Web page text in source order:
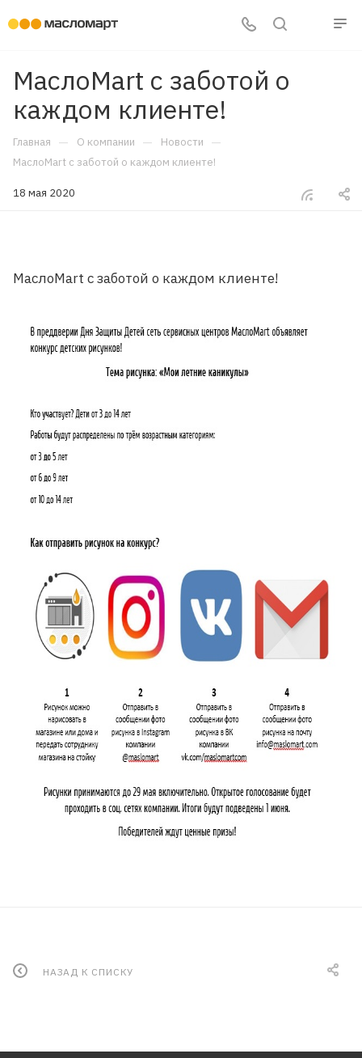
МаслоMart с заботой о
каждом клиенте!
Главная — О компании — Новости —
МаслоMart с заботой о каждом клиенте!
18 мая 2020
МаслоMart с заботой о каждом клиенте!
НАЗАД К СПИСКУ